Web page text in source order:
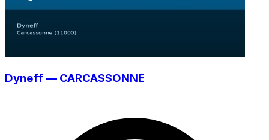
Dyneff — CARCASSONNE